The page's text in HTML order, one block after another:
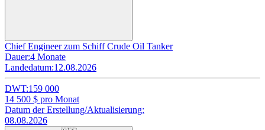
Chief Engineer zum Schiff Crude Oil Tanker
Dauer:4 Monate
Landedatum:12.08.2026
DWT:159 000
14 500 $ pro Monat
Datum der Erstellung/Aktualisierung:
08.08.2026